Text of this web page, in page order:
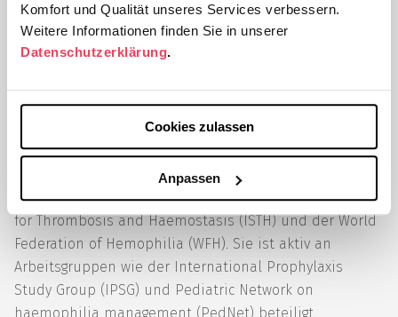
Komfort und Qualität unseres Services verbessern.
Weitere Informationen finden Sie in unserer
Datenschutzerklärung.
Cookies zulassen
Anpassen
Erwachsenen.
Ihr Forschungsinteresse gilt hämorrhagischen
Hämophilen und Hämophilen mit Hemmstoffen.
Darüber hinaus ist Frau Dr. med. Escuriola-
Ettingshausen Mitglied der Deutschen, Schweizer und
Österreichischen Gesellschaft für Thrombose- und
Hämostaseforschung (GTH), der International Society
for Thrombosis and Haemostasis (ISTH) und der World
Federation of Hemophilia (WFH). Sie ist aktiv an
Arbeitsgruppen wie der International Prophylaxis
Study Group (IPSG) und Pediatric Network on
haemophilia management (PedNet) beteiligt.